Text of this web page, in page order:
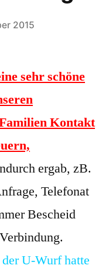
2015
sehr schöne
Kontakt
ergab, zB.
Telefonat
Bescheid
U-Wurf hatte